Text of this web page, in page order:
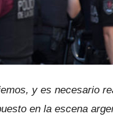
y es necesario
en la escena